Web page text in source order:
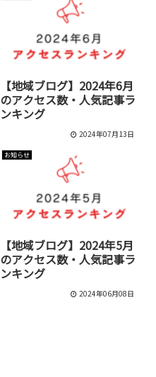
【地域ブログ】2024年6月
のアクセス数・人気記事ラ
ンキング
2024年07月13日
お知らせ
【地域ブログ】2024年5月
のアクセス数・人気記事ラ
ンキング
2024年06月08日